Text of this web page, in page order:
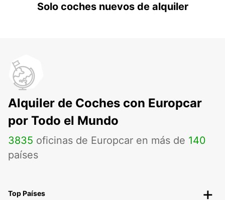
Solo coches nuevos de alquiler
Alquiler de Coches con Europcar
por Todo el Mundo
3835 oficinas de Europcar en más de 140
países
Top Países